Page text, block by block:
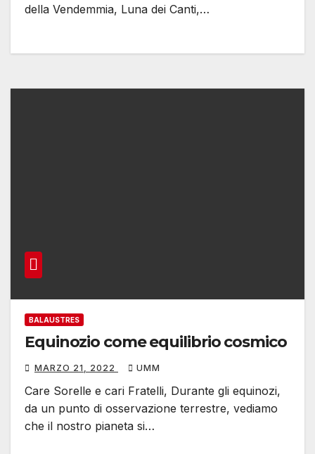
della Vendemmia, Luna dei Canti,…
BALAUSTRES
Equinozio come equilibrio cosmico
MARZO 21, 2022 UMM
Care Sorelle e cari Fratelli, Durante gli equinozi,
da un punto di osservazione terrestre, vediamo
che il nostro pianeta si…